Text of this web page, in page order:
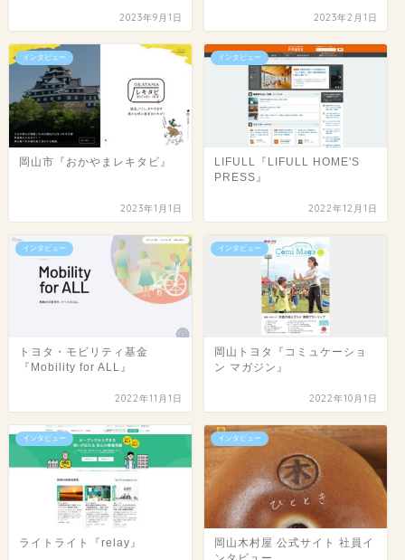
2023年9月1日 2023年2月1日
インタビュー
岡山市『おかやまレキタビ』
2023年1月1日
インタビュー
LIFULL『LIFULL HOME'S
PRESS』
2022年12月1日
インタビュー
トヨタ・モビリティ基金
『Mobility for ALL』
2022年11月1日
インタビュー
岡山トヨタ『コミュケーショ
ン マガジン』
2022年10月1日
インタビュー
ライトライト『relay』
インタビュー
岡山木村屋 公式サイト 社員イ